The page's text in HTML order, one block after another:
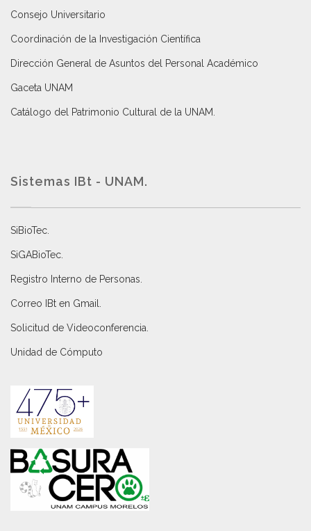
Consejo Universitario
Coordinación de la Investigación Científica
Dirección General de Asuntos del Personal Académico
Gaceta UNAM
Catálogo del Patrimonio Cultural de la UNAM.
Sistemas IBt - UNAM.
SiBioTec
SiGABioTec.
Registro Interno de Personas
Correo IBt en Gmail
Solicitud de Videoconferencia.
Unidad de Cómputo